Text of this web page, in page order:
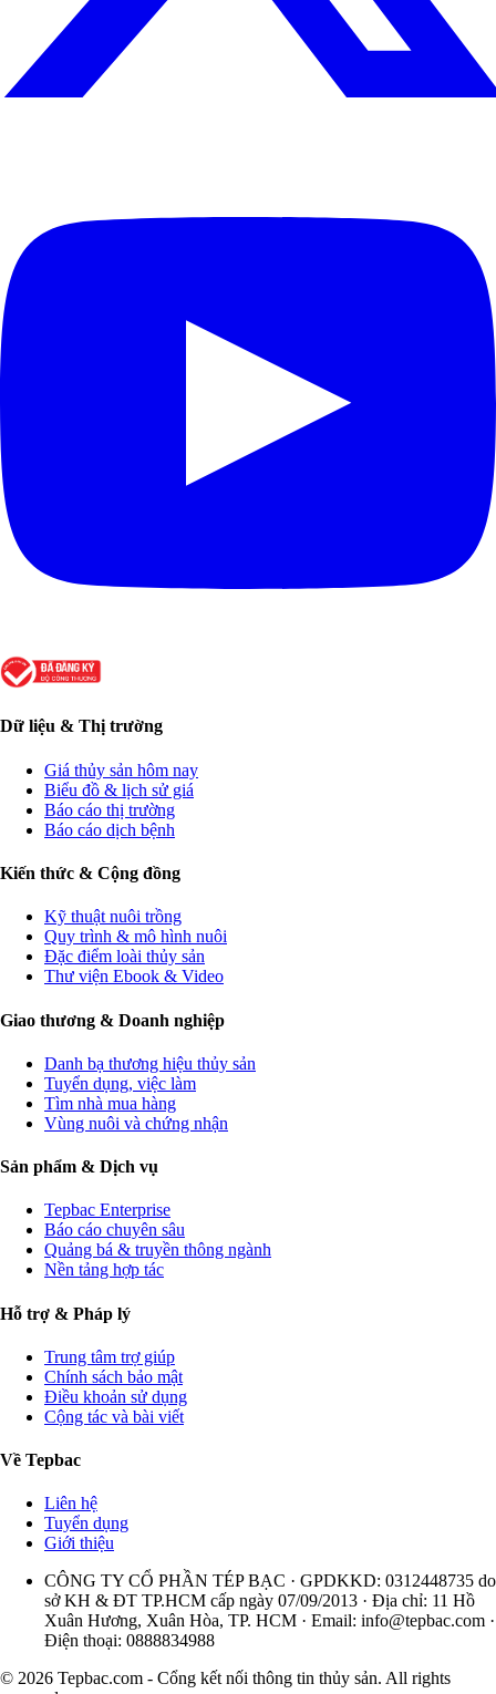
Dữ liệu & Thị trường
Giá thủy sản hôm nay
Biểu đồ & lịch sử giá
Báo cáo thị trường
Báo cáo dịch bệnh
Kiến thức & Cộng đồng
Kỹ thuật nuôi trồng
Quy trình & mô hình nuôi
Đặc điểm loài thủy sản
Thư viện Ebook & Video
Giao thương & Doanh nghiệp
Danh bạ thương hiệu thủy sản
Tuyển dụng, việc làm
Tìm nhà mua hàng
Vùng nuôi và chứng nhận
Sản phẩm & Dịch vụ
Tepbac Enterprise
Báo cáo chuyên sâu
Quảng bá & truyền thông ngành
Nền tảng hợp tác
Hỗ trợ & Pháp lý
Trung tâm trợ giúp
Chính sách bảo mật
Điều khoản sử dụng
Cộng tác và bài viết
Về Tepbac
Liên hệ
Tuyển dụng
Giới thiệu
CÔNG TY CỔ PHẦN TÉP BẠC · GPDKKD: 0312448735 do
sở KH & ĐT TP.HCM cấp ngày 07/09/2013 · Địa chỉ: 11 Hồ
Xuân Hương, Xuân Hòa, TP. HCM · Email: info@tepbac.com ·
Điện thoại: 0888834988
© 2026 Tepbac.com - Cổng kết nối thông tin thủy sản. All rights